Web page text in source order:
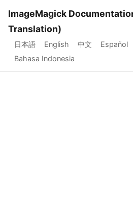
ImageMagick
Translation)
日本語 English 中文 Español
Bahasa Indonesia